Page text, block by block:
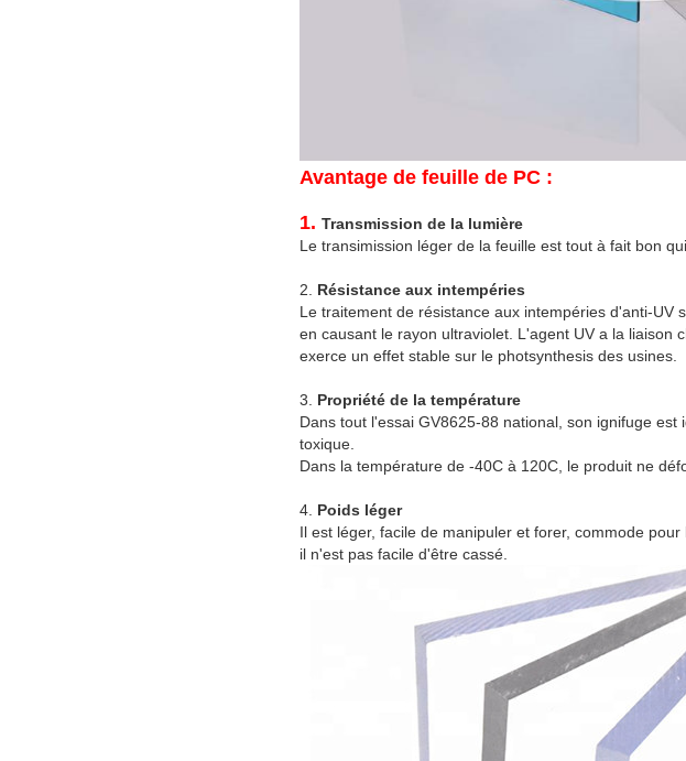
Avantage de feuille de PC :
1. Transmission de la lumière
Le transimission léger de la feuille est tout à fait bon
2. Résistance aux intempéries
Le traitement de résistance aux intempéries d'anti-UV
en causant le rayon ultraviolet. L'agent UV a la liaison
exerce un effet stable sur le photsynthesis des usines.
3. Propriété de la température
Dans tout l'essai GV8625-88 national, son ignifuge
toxique.
Dans la température de -40C à 120C, le produit ne
4. Poids léger
Il est léger, facile de manipuler et forer, commode
il n'est pas facile d'être cassé.